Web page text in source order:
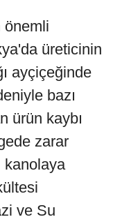
önemli
üreticinin
ayçiçeğinde
bazı
ürün kaybı
zarar
kanolaya
ve Su